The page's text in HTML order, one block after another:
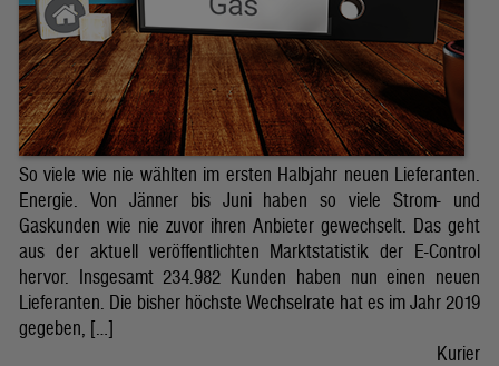
So viele wie nie wählten im ersten Halbjahr neuen Lieferanten.
Energie. Von Jänner bis Juni haben so viele Strom- und
Gaskunden wie nie zuvor ihren Anbieter gewechselt. Das geht
aus der aktuell veröffentlichten Marktstatistik der E-Control
hervor. Insgesamt 234.982 Kunden haben nun einen neuen
Lieferanten. Die bisher höchste Wechselrate hat es im Jahr 2019
gegeben, […]
Kurier